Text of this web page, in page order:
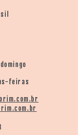
feiras